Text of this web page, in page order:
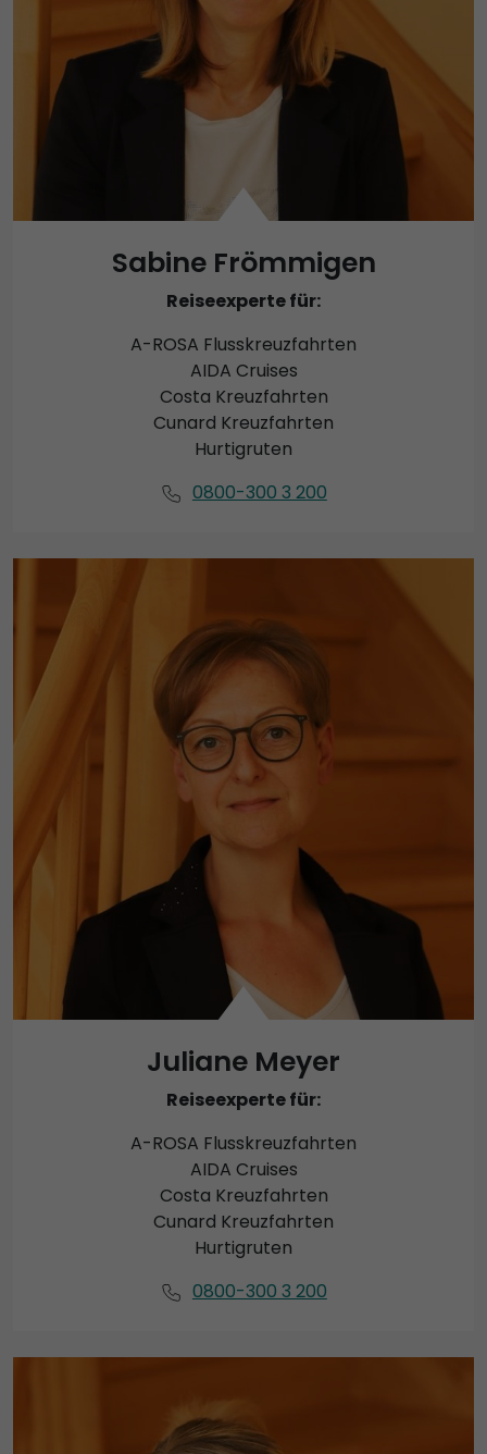
Sabine Frömmigen
Reiseexperte für:
A-ROSA Flusskreuzfahrten
AIDA Cruises
Costa Kreuzfahrten
Cunard Kreuzfahrten
Hurtigruten
0800-300 3 200
Juliane Meyer
Reiseexperte für:
A-ROSA Flusskreuzfahrten
AIDA Cruises
Costa Kreuzfahrten
Cunard Kreuzfahrten
Hurtigruten
0800-300 3 200